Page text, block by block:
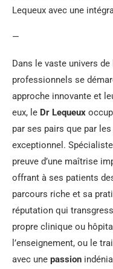
Lequeux avec une
—
Dans le vaste univers de
professionnels se
approche innovante et
eux, le Dr Lequeux
par ses pairs que par
exceptionnel.
preuve d’une maîtrise
offrant à ses patients
parcours riche et sa
réputation qui
propre clinique ou
l’enseignement, ou le
avec une passion